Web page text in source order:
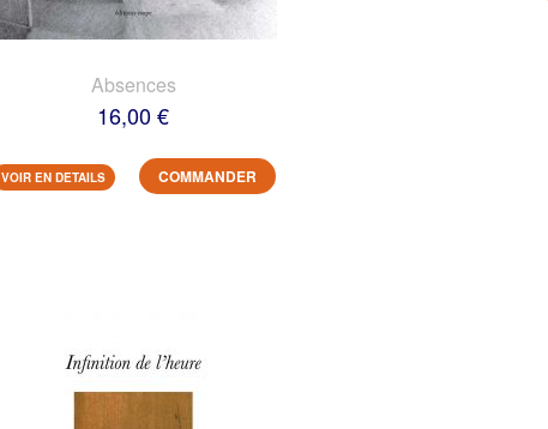
Absences
16,00 €
VOIR EN DETAILS COMMANDER